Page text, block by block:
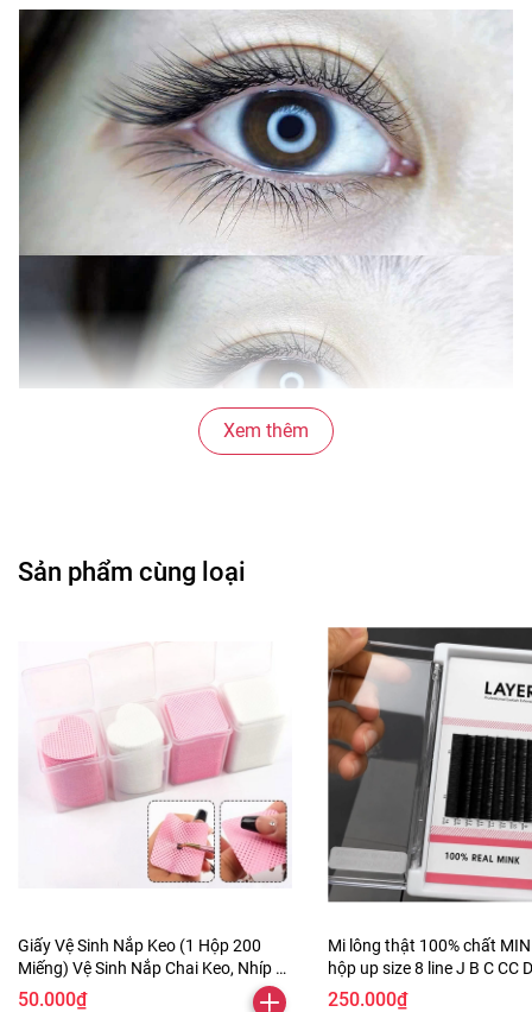
Xem thêm
Sản phẩm cùng loại
Giấy Vệ Sinh Nắp Keo (1 Hộp 200
Miếng) Vệ Sinh Nắp Chai Keo, Nhíp Bị
Bẩn, dùng trong nail cũng được
50.000₫
Mi lông thật 100% chất
hộp up size 8 line J B C CC
16mm
250.000₫